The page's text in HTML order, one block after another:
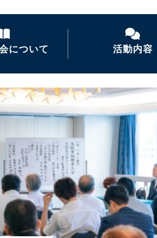
について
会とは
さつ
活動内容
経営者モーニ
活力朝礼の推進
倫理経営講演
ナイトセミナ
者の集い